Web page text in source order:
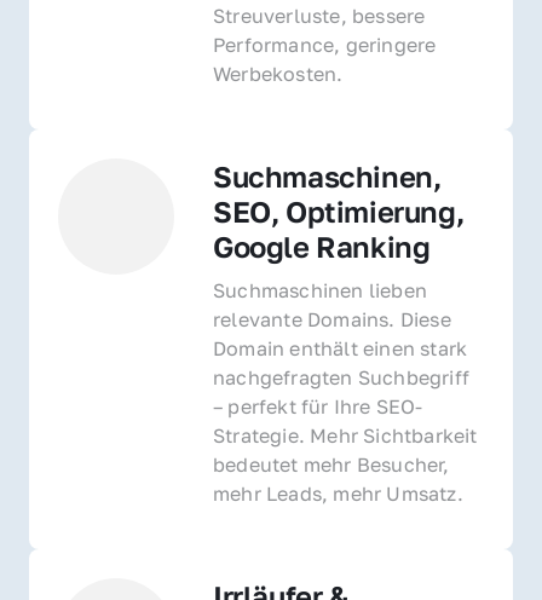
Streuverluste, bessere
Performance, geringere
Werbekosten.
Suchmaschinen,
SEO, Optimierung,
Google Ranking
Suchmaschinen lieben
relevante Domains. Diese
Domain enthält einen stark
nachgefragten Suchbegriff
– perfekt für Ihre SEO-
Strategie. Mehr Sichtbarkeit
bedeutet mehr Besucher,
mehr Leads, mehr Umsatz.